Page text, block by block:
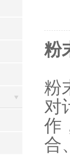
粉
粉
对
作
合